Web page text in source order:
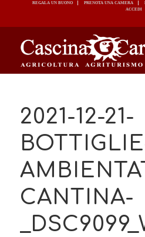
REGALA UN BUONO PRENOTA UNA
2021-12-21-
CANTINA-